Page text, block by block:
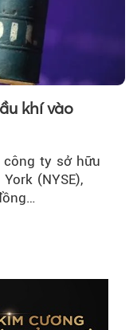
khí vào
công ty sở hữu
(NYSE),